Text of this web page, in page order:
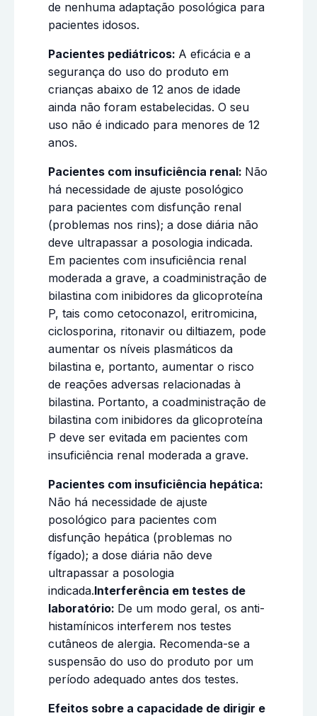
de nenhuma adaptação posológica para
pacientes idosos.
Pacientes pediátricos: A eficácia e a
segurança do uso do produto em
crianças abaixo de 12 anos de idade
ainda não foram estabelecidas. O seu
uso não é indicado para menores de 12
anos.
Pacientes com insuficiência renal: Não
há necessidade de ajuste posológico
para pacientes com disfunção renal
(problemas nos rins); a dose diária não
deve ultrapassar a posologia indicada.
Em pacientes com insuficiência renal
moderada a grave, a coadministração de
bilastina com inibidores da glicoproteína
P, tais como cetoconazol, eritromicina,
ciclosporina, ritonavir ou diltiazem, pode
aumentar os níveis plasmáticos da
bilastina e, portanto, aumentar o risco
de reações adversas relacionadas à
bilastina. Portanto, a coadministração de
bilastina com inibidores da glicoproteína
P deve ser evitada em pacientes com
insuficiência renal moderada a grave.
Pacientes com insuficiência hepática:
Não há necessidade de ajuste
posológico para pacientes com
disfunção hepática (problemas no
fígado); a dose diária não deve
ultrapassar a posologia
indicada.Interferência em testes de
laboratório: De um modo geral, os anti-
histamínicos interferem nos testes
cutâneos de alergia. Recomenda-se a
suspensão do uso do produto por um
período adequado antes dos testes.
Efeitos sobre a capacidade de dirigir e